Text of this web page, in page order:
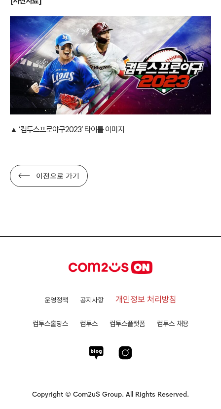
▲ ‘컴투스프로야구2023’ 타이틀 이미지
이전으로 가기
운영정책 공지사항 개인정보 처리방침
컴투스홀딩스 컴투스 컴투스플랫폼 컴투스 채용
Copyright © Com2uS Group. All Rights Reserved.